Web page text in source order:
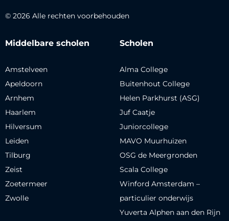
© 2026 Alle rechten voorbehouden
Middelbare scholen
Amstelveen
Apeldoorn
Arnhem
Haarlem
Hilversum
Leiden
Tilburg
Zeist
Zoetermeer
Zwolle
Scholen
Alma College
Buitenhout College
Helen Parkhurst (ASG)
Juf Caatje
Juniorcollege
MAVO Muurhuizen
OSG de Meergronden
Scala College
Winford Amsterdam –
particulier onderwijs
Yuverta Alphen aan den Rijn